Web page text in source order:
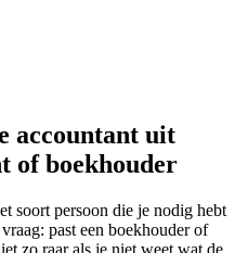
accountant uit
of boekhouder
soort persoon die je nodig hebt
past een boekhouder of